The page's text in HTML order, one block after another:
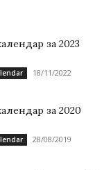
за 2023
18/11/2022
за 2020
28/08/2019